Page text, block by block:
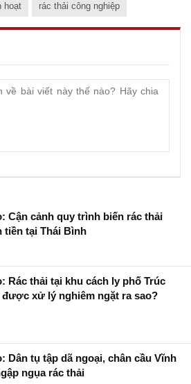
hoạt rác thải công nghiệp
Cận cảnh quy trình biến rác thải
tiền tại Thái Bình
Rác thải tại khu cách ly phố Trúc
được xử lý nghiêm ngặt ra sao?
Dân tụ tập dã ngoại, chân cầu Vĩnh
ngụa rác thải